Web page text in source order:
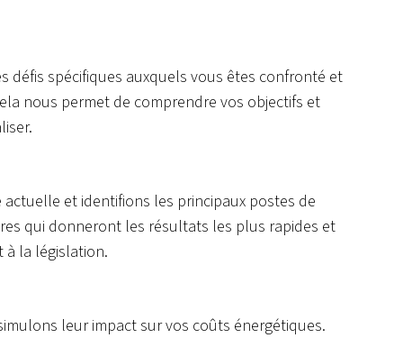
spécifiques auxquels vous êtes confronté et
nous permet de comprendre vos objectifs et
et identifions les principaux postes de
qui donneront les résultats les plus rapides et
à la législation.
leur impact sur vos coûts énergétiques.